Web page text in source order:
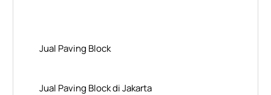
Jual Paving Block
Jual Paving Block di Jakarta